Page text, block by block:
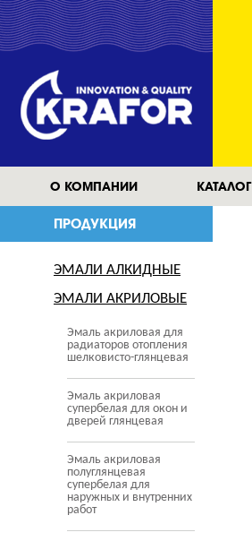
О КОМПАНИИ КАТАЛОГ
ПРОДУКЦИЯ
ЭМАЛИ АЛКИДНЫЕ
ЭМАЛИ АКРИЛОВЫЕ
Эмаль акриловая для
радиаторов отопления
шелковисто-глянцевая
Эмаль акриловая
супербелая для окон и
дверей глянцевая
Эмаль акриловая
полуглянцевая
супербелая для
наружных и внутренних
работ